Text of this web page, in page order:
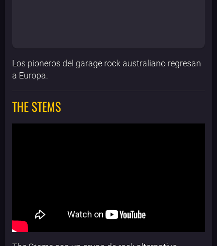
Los pioneros del garage rock australiano regresan
a Europa.
THE STEMS